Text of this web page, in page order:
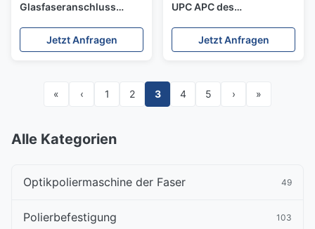
Glasfaseranschluss
für 200um 300um 400um
600um Patch Cord
Jetzt Anfragen
UPC APC des
SMA905 polnische
Zwinge Metall
Jetzt Anfragen
« ‹ 1 2 3 4 5 › »
Alle Kategorien
Optikpoliermaschine der Faser 49
Polierbefestigung 103